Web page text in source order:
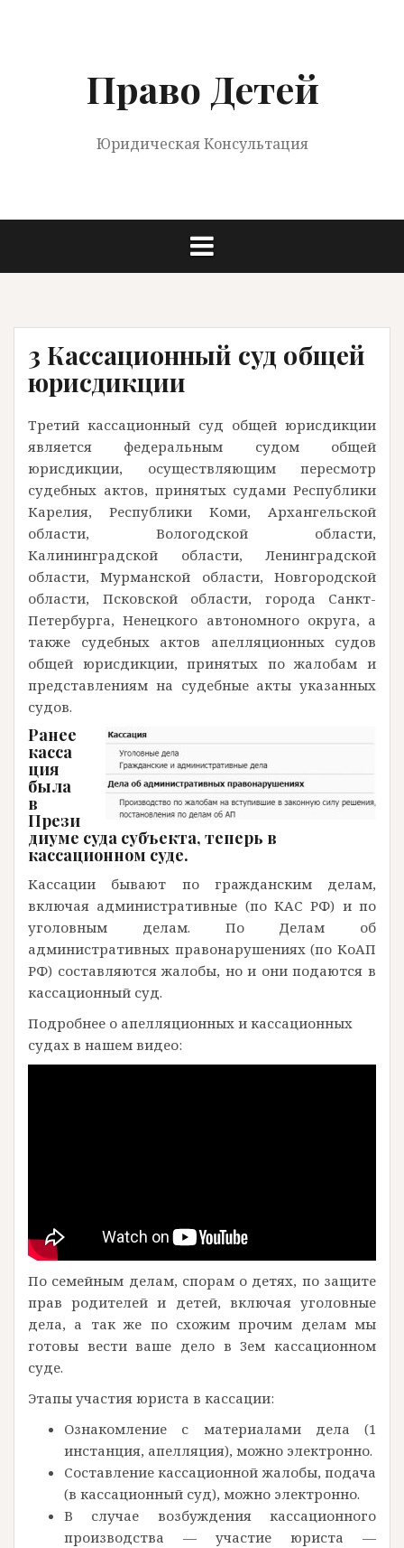
Право Детей
Юридическая Консультация
3 Кассационный суд общей
юрисдикции
Третий кассационный суд общей юрисдикции
является федеральным судом общей
юрисдикции, осуществляющим пересмотр
судебных актов, принятых судами Республики
Карелия, Республики Коми, Архангельской
области, Вологодской области,
Калининградской области, Ленинградской
области, Мурманской области, Новгородской
области, Псковской области, города Санкт-
Петербурга, Ненецкого автономного округа, а
также судебных актов апелляционных судов
общей юрисдикции, принятых по жалобам и
представлениям на судебные акты указанных
судов.
Ранее
касса
ция
была
в
Прези
диуме суда субъекта, теперь в
кассационном суде.
Кассации бывают по гражданским делам,
включая административные (по КАС РФ) и по
уголовным делам. По Делам об
административных правонарушениях (по КоАП
РФ) составляются жалобы, но и они подаются в
кассационный суд.
Подробнее о апелляционных и кассационных
судах в нашем видео:
По семейным делам, спорам о детях, по защите
прав родителей и детей, включая уголовные
дела, а так же по схожим прочим делам мы
готовы вести ваше дело в 3ем кассационном
суде.
Этапы участия юриста в кассации:
Ознакомление с материалами дела (1
инстанция, апелляция), можно электронно.
Составление кассационной жалобы, подача
(в кассационный суд), можно электронно.
В случае возбуждения кассационного
производства — участие юриста —